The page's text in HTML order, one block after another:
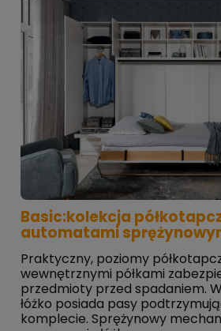
Basic:kolekcja
automatami
Praktyczny, poziomy
wewnętrznymi półkami
przedmioty przed spadaniem.
łóżko posiada pasy
komplecie. Sprężynowy